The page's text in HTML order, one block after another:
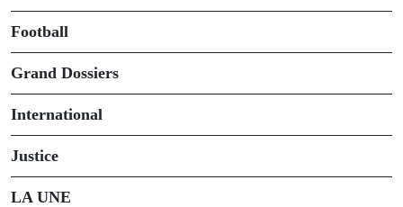
Football
Grand Dossiers
International
Justice
LA UNE